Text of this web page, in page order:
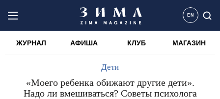
EN
ЖУРНАЛ АФИША КЛУБ МАГАЗИН
Дети
«Моего ребенка обижают другие дети».
Надо ли вмешиваться? Советы психолога